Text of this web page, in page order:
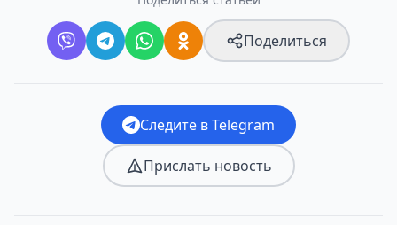
Поделиться
Следите в Telegram
Прислать новость